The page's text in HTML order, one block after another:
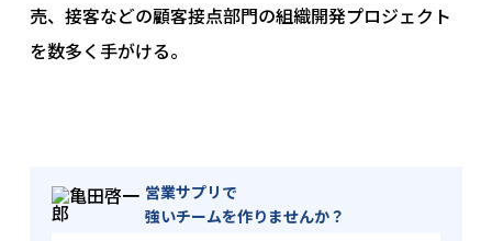
のページに訪れたかを記録しますが、ご本人が当社
Webサイトにおいてご自身の個人情報を入力されな
拒否することができます。その場合、一部または全
部のサービスがご利用できなくなることがありま
売、接客などの顧客接点部門の組織開発プロジェクト
を数多く手がける。
営業サプリで
強いチームを作りませんか？